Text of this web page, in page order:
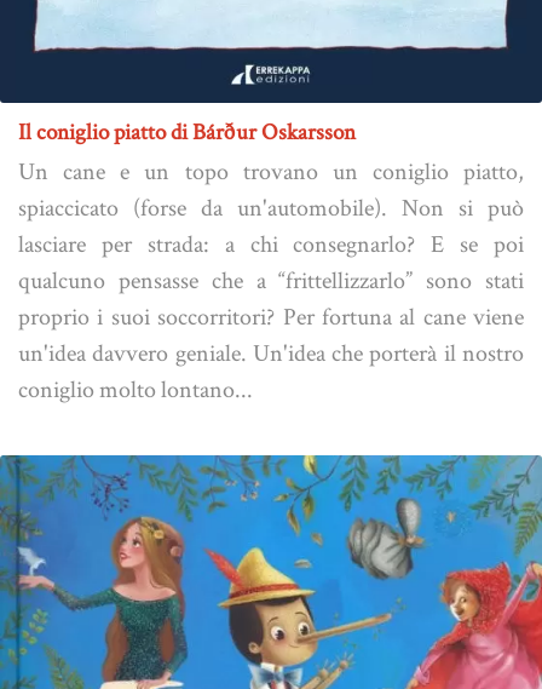
Il coniglio piatto di Bárður Oskarsson
Un cane e un topo trovano un coniglio piatto,
spiaccicato (forse da un'automobile). Non si può
lasciare per strada: a chi consegnarlo? E se poi
qualcuno pensasse che a “frittellizzarlo” sono stati
proprio i suoi soccorritori? Per fortuna al cane viene
un'idea davvero geniale. Un'idea che porterà il nostro
coniglio molto lontano...